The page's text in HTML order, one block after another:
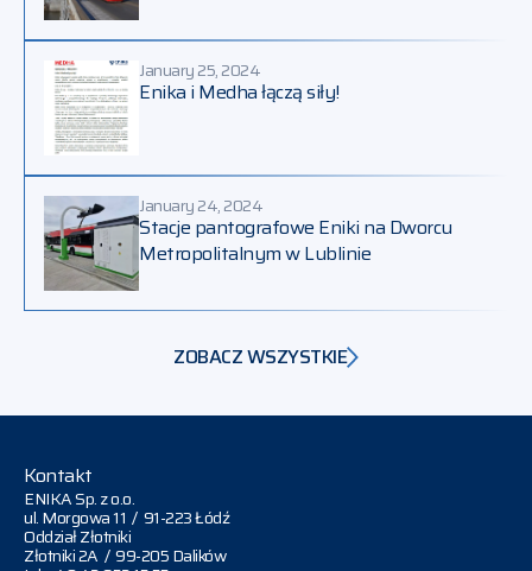
January 25, 2024
Enika i Medha łączą siły!
January 24, 2024
Stacje pantografowe Eniki na Dworcu
Metropolitalnym w Lublinie
ZOBACZ WSZYSTKIE
Kontakt
ENIKA Sp. z o.o.
ul. Morgowa 11 / 91-223 Łódź
Oddział Złotniki
Złotniki 2A / 99-205 Dalików